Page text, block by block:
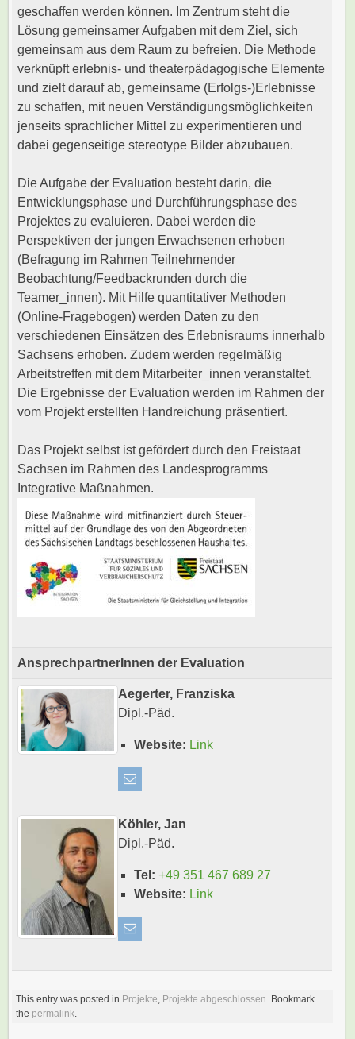
geschaffen werden können. Im Zentrum steht die
Lösung gemeinsamer Aufgaben mit dem Ziel, sich
gemeinsam aus dem Raum zu befreien. Die Methode
verknüpft erlebnis- und theaterpädagogische Elemente
und zielt darauf ab, gemeinsame (Erfolgs-)Erlebnisse
zu schaffen, mit neuen Verständigungsmöglichkeiten
jenseits sprachlicher Mittel zu experimentieren und
dabei gegenseitige stereotype Bilder abzubauen.
Die Aufgabe der Evaluation besteht darin, die
Entwicklungsphase und Durchführungsphase des
Projektes zu evaluieren. Dabei werden die
Perspektiven der jungen Erwachsenen erhoben
(Befragung im Rahmen Teilnehmender
Beobachtung/Feedbackrunden durch die
Teamer_innen). Mit Hilfe quantitativer Methoden
(Online-Fragebogen) werden Daten zu den
verschiedenen Einsätzen des Erlebnisraums innerhalb
Sachsens erhoben. Zudem werden regelmäßig
Arbeitstreffen mit dem Mitarbeiter_innen veranstaltet.
Die Ergebnisse der Evaluation werden im Rahmen der
vom Projekt erstellten Handreichung präsentiert.
Das Projekt selbst ist gefördert durch den Freistaat
Sachsen im Rahmen des Landesprogramms
Integrative Maßnahmen.
AnsprechpartnerInnen der Evaluation
Aegerter, Franziska
Dipl.-Päd.
Website: Link
Köhler, Jan
Dipl.-Päd.
Tel: +49 351 467 689 27
Website: Link
This entry was posted in Projekte, Projekte abgeschlossen. Bookmark
the permalink.